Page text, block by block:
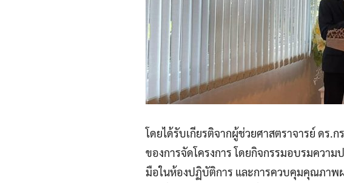
โดยได้รับเกียรติจากผู้ช่วยศาสตราจารย์ ดร
ของการจัดโครงการ โดยกิจกรรมอบรมควา
มือในห้องปฏิบัติการ และการควบคุมคุณภาพ